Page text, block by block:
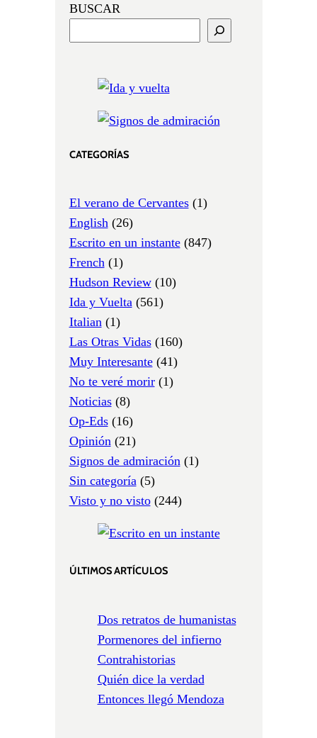
BUSCAR
CATEGORÍAS
El verano de Cervantes(1)
English(26)
Escrito en un instante(847)
French(1)
Hudson Review(10)
Ida y Vuelta(561)
Italian(1)
Las Otras Vidas(160)
Muy Interesante(41)
No te veré morir(1)
Noticias(8)
Op-Eds(16)
Opinión(21)
Signos de admiración(1)
Sin categoría(5)
Visto y no visto(244)
ÚLTIMOS ARTÍCULOS
Dos retratos de humanistas
Pormenores del infierno
Contrahistorias
Quién dice la verdad
Entonces llegó Mendoza